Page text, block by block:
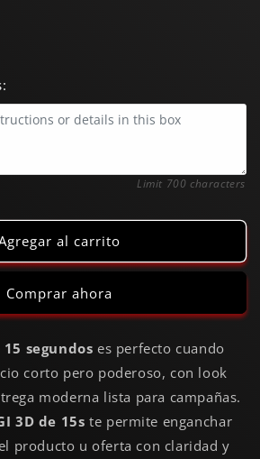
Limit 700 characters
al carrito
Comprar ahora
15 segundos es perfecto cuando
corto pero poderoso, con look
moderna lista para campañas.
3D de 15s te permite enganchar
producto u oferta con claridad y